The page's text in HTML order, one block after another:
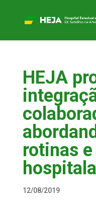
HEJA
rotinas
12/08/2019